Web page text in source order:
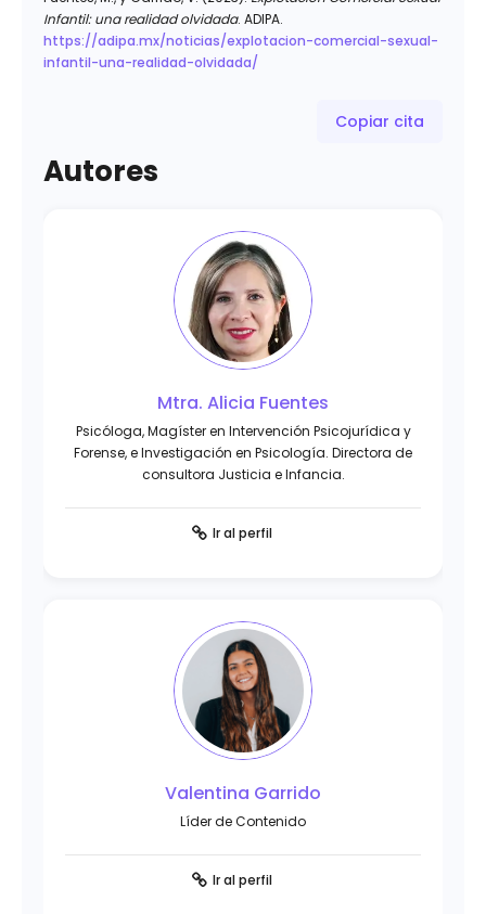
Infantil: una realidad olvidada. ADIPA.
https://adipa.mx/noticias/explotacion-comercial-sexual-
infantil-una-realidad-olvidada/
Copiar cita
Autores
Mtra. Alicia Fuentes
Psicóloga, Magíster en Intervención Psicojurídica y
Forense, e Investigación en Psicología. Directora de
consultora Justicia e Infancia.
Ir al perfil
Valentina Garrido
Líder de Contenido
Ir al perfil